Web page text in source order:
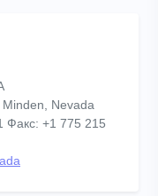
Nevada
+1 775 215